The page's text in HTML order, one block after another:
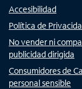
Accesibilidad
Política de
No vender ni
publicidad dirigida
Consumidores de
personal sensible